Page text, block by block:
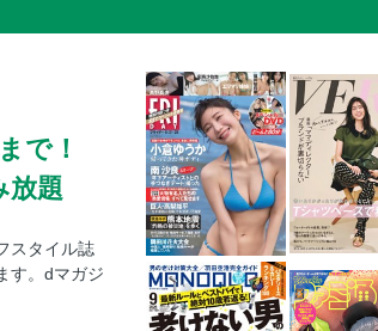
で！
放題
スタイル誌
す。dマガジ